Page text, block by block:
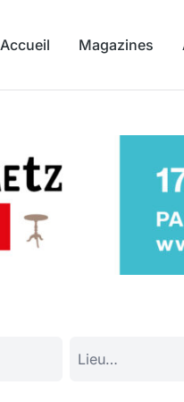
Accueil Magazines